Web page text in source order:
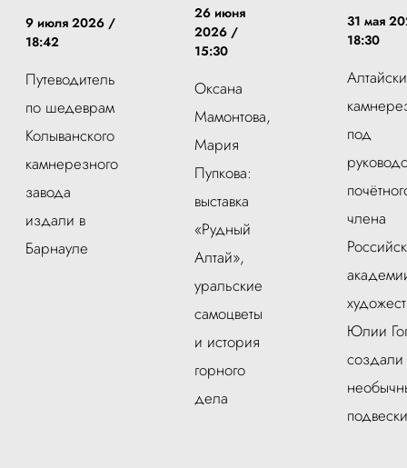
9 июля 2026 /
18:42
Путеводитель
по шедеврам
Колыванского
камнерезного
завода
издали в
Барнауле
26 июня
2026 /
15:30
Оксана
Мамонтова,
Мария
Пупкова:
выставка
«Рудный
Алтай»,
уральские
самоцветы
и история
горного
дела
31 мая
18:30
под
члена
Юлии
создали
подвески